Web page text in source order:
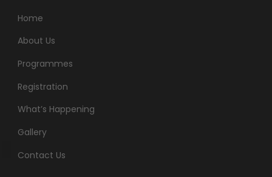
Home
About Us
Programmes
Registration
What’s Happening
Gallery
Contact Us